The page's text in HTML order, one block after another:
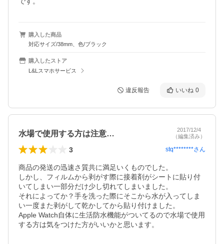
購入した商品
対応サイズ/38mm、色/ブラック
購入したストア
L&Lスマホサービス
違反報告 いいね 0
水場で使用する方は注意…
2017/12/4
（編集済み）
3 stq********さん
商品の発送の迅速さ質共に満足いくものでした。
しかし、フィルムから剥がす際に接着剤がシートに貼り付
いてしまい一部分だけ少し切れてしまいました。
それによってか？手を洗った際にそこから水が入ってしま
い一度また剥がして乾かしてから貼り付けました。
Apple Watch自体に生活防水機能がついてるので水場で使用
する方は気をつけた方がいいかと思います。